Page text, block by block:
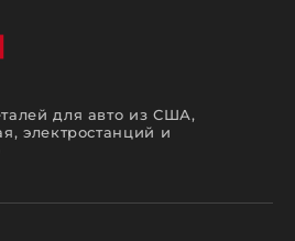
для авто из США,
электростанций и